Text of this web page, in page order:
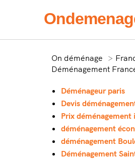
Onde
On déménage
Déménagement
Déménageur paris
Devis
Prix déménagement
déménagement
déménagement
Déménagement